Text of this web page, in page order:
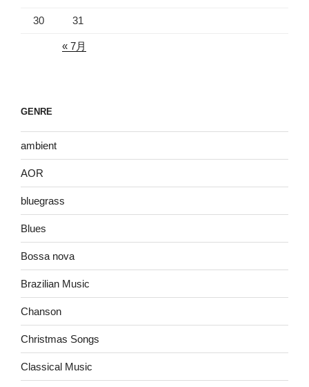
30 31
« 7月
GENRE
ambient
AOR
bluegrass
Blues
Bossa nova
Brazilian Music
Chanson
Christmas Songs
Classical Music